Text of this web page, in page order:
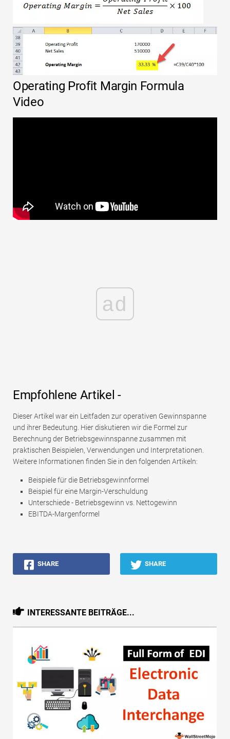
Operating Profit Margin Formula
Video
ad
Empfohlene Artikel -
Dieser Artikel war ein Leitfaden zur operativen Gewinnspanne
und ihrer Bedeutung. Hier diskutieren wir die Formel zur
Berechnung der Betriebsgewinnspanne zusammen mit
praktischen Beispielen, Verwendungen und Interpretationen.
Weitere Informationen finden Sie in den folgenden Artikeln:
Beispiele für die Betriebsgewinnformel
Beispiel für eine Margin-Verschuldung
Unterschiede - Betriebsgewinn vs. Nettogewinn
EBITDA-Margenformel
SHARE SHARE
INTERESSANTE BEITRÄGE...